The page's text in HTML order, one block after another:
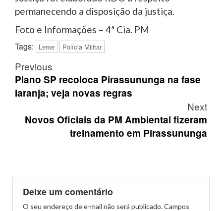
permanecendo a disposição da justiça.
Foto e Informações – 4ª Cia. PM
Tags:
Leme Polícia Militar
Post
navigation
Previous
Plano SP recoloca Pirassununga na fase
laranja; veja novas regras
Next
Novos Oficiais da PM Ambiental fizeram
treinamento em Pirassununga
Deixe um comentário
O seu endereço de e-mail não será publicado.Campos